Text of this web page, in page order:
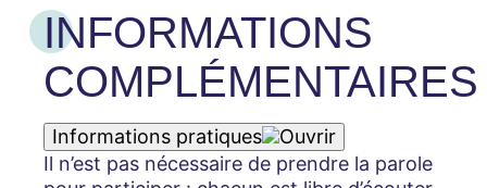
INFORMATIONS
COMPLÉMENTAIRES
Informations pratiques
Il n’est pas nécessaire de prendre la parole